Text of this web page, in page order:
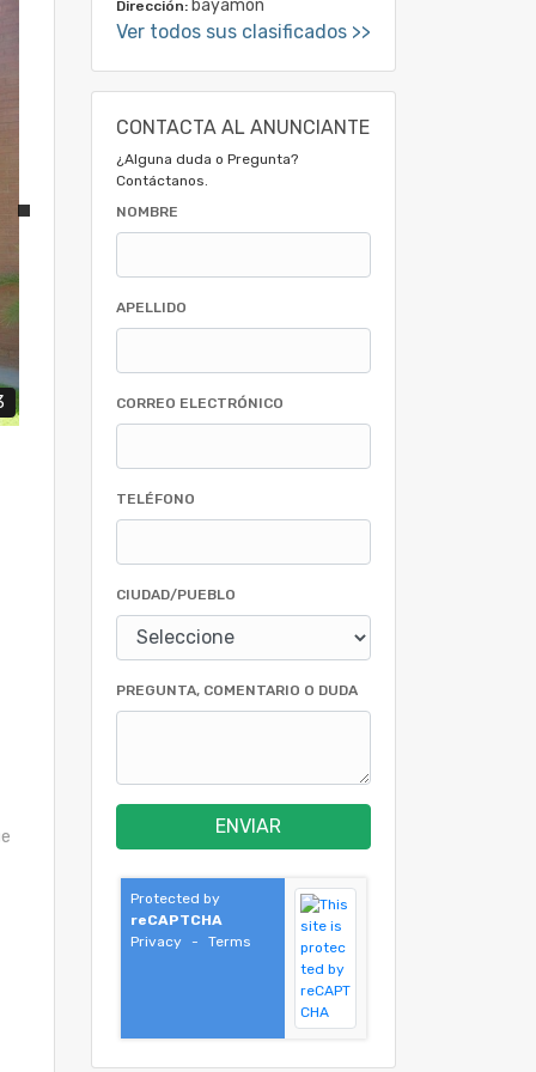
Dirección: bayamon
Ver todos sus clasificados >>
CONTACTA AL ANUNCIANTE
¿Alguna duda o Pregunta?
Contáctanos.
NOMBRE
APELLIDO
CORREO ELECTRÓNICO
TELÉFONO
CIUDAD/PUEBLO
PREGUNTA, COMENTARIO O DUDA
ENVIAR
Protected by
reCAPTCHA
Privacy
- Terms